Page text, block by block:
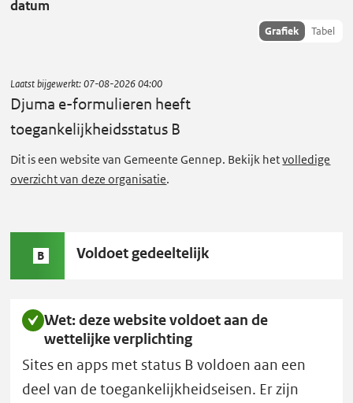
e
o
r
m
l
i
r
n
toegankelijkheidsstatus
datum
Toon
Grafiek Tabel
Laatst bijgewerkt:07-08-2026 04:00
Djuma e-formulieren heeft
toegankelijkheidsstatus B
Dit is een website van Gemeente Gennep. Bekijk hetvolledige
overzicht van deze organisatie.
Status
Voldoet gedeeltelijk
B
Wet: deze website voldoet aan de
wettelijke verplichting
Sites en apps met status B voldoen aan een
deel van de toegankelijkheidseisen. Er zijn